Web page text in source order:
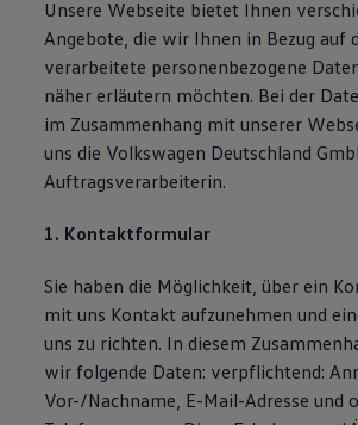
Magazin
Lifestyle
Transport
Familie
Elektromobilität
Volkswagen R
Pannen- und Unfallhilfe
Volkswagen Kundenbetreuung
Unsere Webseite bietet Ihnen
Angebote, die wir Ihnen in Bezug auf
verarbeitete personenbezogene
näher erläutern möchten. Bei der
im Zusammenhang mit unserer
uns die Volkswagen Deutschland
Auftragsverarbeiterin.
1. Kontaktformular
Sie haben die Möglichkeit, über ein
mit uns Kontakt aufzunehmen und
uns zu richten. In diesem
wir folgende Daten: verpflichtend:
Vor-/Nachname, E-Mail-Adresse und